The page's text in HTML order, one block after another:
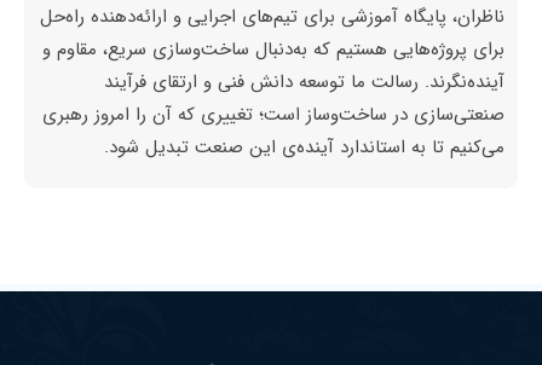
ناظران، پایگاه آموزشی برای تیم‌های اجرایی و ارائه‌دهنده راه‌حل
برای پروژه‌هایی هستیم که به‌دنبال ساخت‌وسازی سریع، مقاوم و
آینده‌نگرند. رسالت ما توسعه دانش فنی و ارتقای فرآیند
صنعتی‌سازی در ساخت‌وساز است؛ تغییری که آن را امروز رهبری
می‌کنیم تا به استاندارد آینده‌ی این صنعت تبدیل شود.